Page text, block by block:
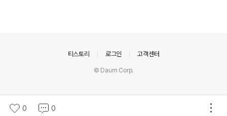
0 0
티스토리 로그인 고객센터
© Daum Corp.